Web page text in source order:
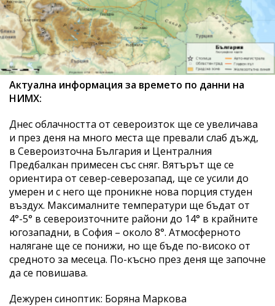
Актуална информация за времето по данни на
НИМХ:
Днес облачността от североизток ще се увеличава
и през деня на много места ще превали слаб дъжд,
в Североизточна България и Централния
Предбалкан примесен със сняг. Вятърът ще се
ориентира от север-северозапад, ще се усили до
умерен и с него ще проникне нова порция студен
въздух. Максималните температури ще бъдат от
4°-5° в североизточните райони до 14° в крайните
югозападни, в София – около 8°. Атмосферното
налягане ще се понижи, но ще бъде по-високо от
средното за месеца. По-късно през деня ще започне
да се повишава.
Дежурен синоптик: Боряна Маркова